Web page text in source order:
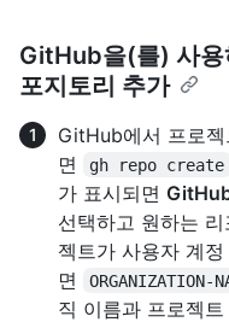
GitHub을(를) 사
포지토리 추가
GitHub에서 프로
면
gh repo create
가 표시되면
선택하고 원하는
젝트가 사용자 계
면
ORGANIZATION-
직 이름과 프로젝